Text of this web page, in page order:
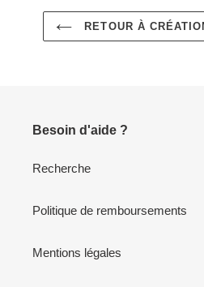
RETOUR À
Besoin d'aide ?
Recherche
Politique de remboursements
Mentions légales